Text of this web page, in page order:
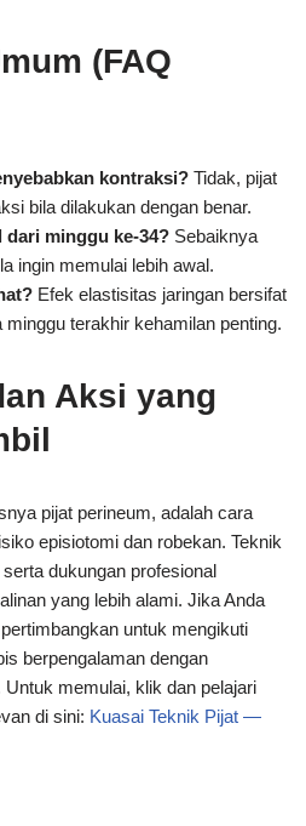
(FAQ
kontraksi? Tidak, pijat
bila dilakukan dengan benar.
dari minggu ke-34? Sebaiknya
ingin memulai lebih awal.
Efek elastisitas jaringan bersifat
terakhir kehamilan penting.
Aksi yang
pijat perineum, adalah cara
episiotomi dan robekan. Teknik
dukungan profesional
yang lebih alami. Jika Anda
untuk mengikuti
berpengalaman dengan
Untuk memulai, klik dan pelajari
di sini: Kuasai Teknik Pijat —